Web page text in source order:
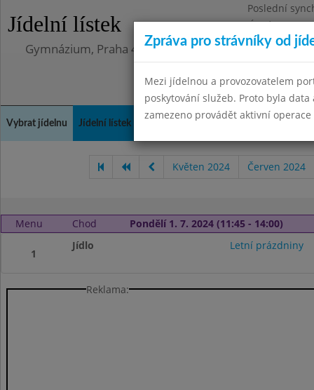
Jídelní lístek
Poslední
Úterý
Gymnázium, Praha 4, Budějovická 680
Vybrat jídelnu Jídelní lístek Kontakty a informace
Květen 2024 Červen 2024
Menu Chod Pondělí 1. 7. 2024 (11:45 - 14:00)
1
Jídlo Letní prázdniny
Reklama:
Zpráva pro strávníky od
Mezi jídelnou a provozovatelem
poskytování služeb. Proto byla
zamezeno provádět aktivní